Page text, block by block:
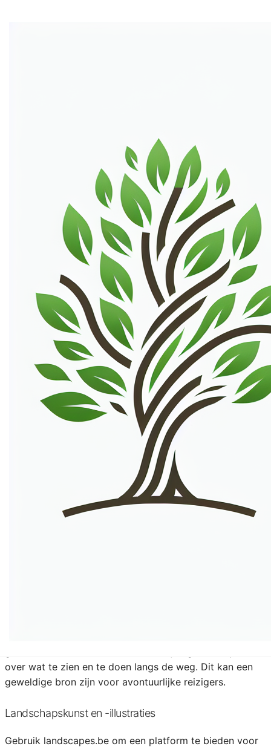
Contact Ontdek meer domeinen
landscapes.be, jouw online canvas voor het
delen van adembenemende panorama's en
natuurtaferelen. Een domeinnaam die de schoonheid van
België's landschappen weerspiegelt. Een unieke kans om
visueel verhaal te vertellen en eenwereldwijde
te maken. Mis deze kans niet!
Mogelijke toepassingen
Virtuele Rondleidingen door Belgische Landschappen
Op landscapes.be kun je bezoekers virtuele
rondleidingen aanbieden door de mooiste landschappen
van België. Van de Ardennen tot de kustlijn, gebruikers
kunnen genieten van interactieve 360-graden video's en
foto's, waardoor ze het gevoel hebben dat ze er echt
Start een blog en galerij gewijd aan
landschapsfotografie. Nodig lokale fotografen uit om
hun werk te delen en geef tips en trucs over het
over wat te zien en te doen langs de weg. Dit kan een
geweldige bron zijn voor avontuurlijke reizigers.
Landschapskunst en -illustraties
Gebruik landscapes.be om een platform te bieden voor